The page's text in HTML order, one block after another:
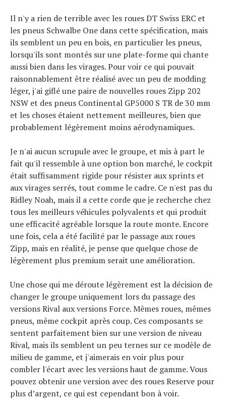
Il n'y a rien de terrible avec les roues DT Swiss ERC et
les pneus Schwalbe One dans cette spécification, mais
ils semblent un peu en bois, en particulier les pneus,
lorsqu'ils sont montés sur une plate-forme qui chante
aussi bien dans les virages. Pour voir ce qui pouvait
raisonnablement être réalisé avec un peu de modding
léger, j'ai giflé une paire de nouvelles roues Zipp 202
NSW et des pneus Continental GP5000 S TR de 30 mm
et les choses étaient nettement meilleures, bien que
probablement légèrement moins aérodynamiques.
Je n'ai aucun scrupule avec le groupe, et mis à part le
fait qu'il ressemble à une option bon marché, le cockpit
était suffisamment rigide pour résister aux sprints et
aux virages serrés, tout comme le cadre. Ce n'est pas du
Ridley Noah, mais il a cette corde que je recherche chez
tous les meilleurs véhicules polyvalents et qui produit
une efficacité agréable lorsque la route monte. Encore
une fois, cela a été facilité par le passage aux roues
Zipp, mais en réalité, je pense que quelque chose de
légèrement plus premium serait une amélioration.
Une chose qui me déroute légèrement est la décision de
changer le groupe uniquement lors du passage des
versions Rival aux versions Force. Mêmes roues, mêmes
pneus, même cockpit après coup. Ces composants se
sentent parfaitement bien sur une version de niveau
Rival, mais ils semblent un peu ternes sur ce modèle de
milieu de gamme, et j'aimerais en voir plus pour
combler l'écart avec les versions haut de gamme. Vous
pouvez obtenir une version avec des roues Reserve pour
plus d’argent, ce qui est cependant bon à voir.